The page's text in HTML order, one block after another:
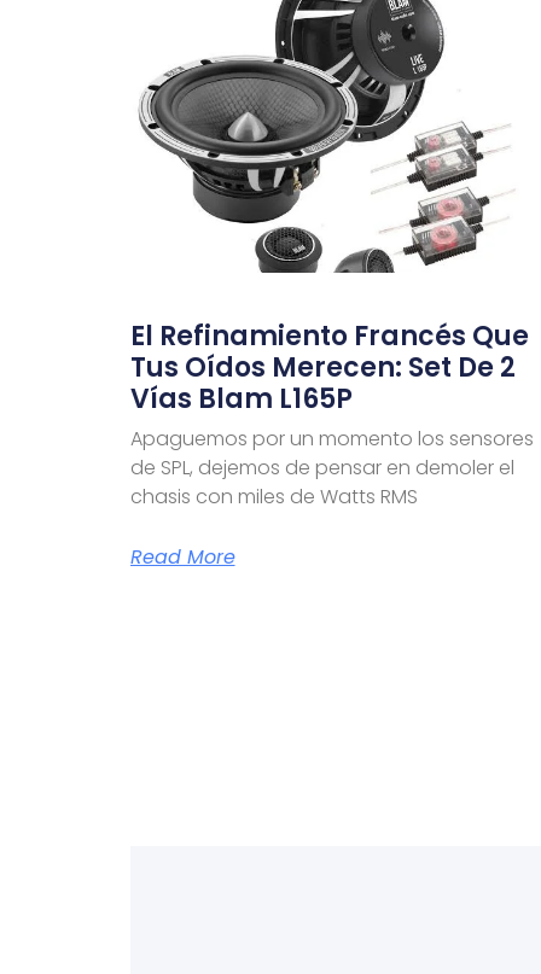
El Refinamiento Francés Que
Tus Oídos Merecen: Set De 2
Vías Blam L165P
Apaguemos por un momento los sensores
de SPL, dejemos de pensar en demoler el
chasis con miles de Watts RMS
Read More